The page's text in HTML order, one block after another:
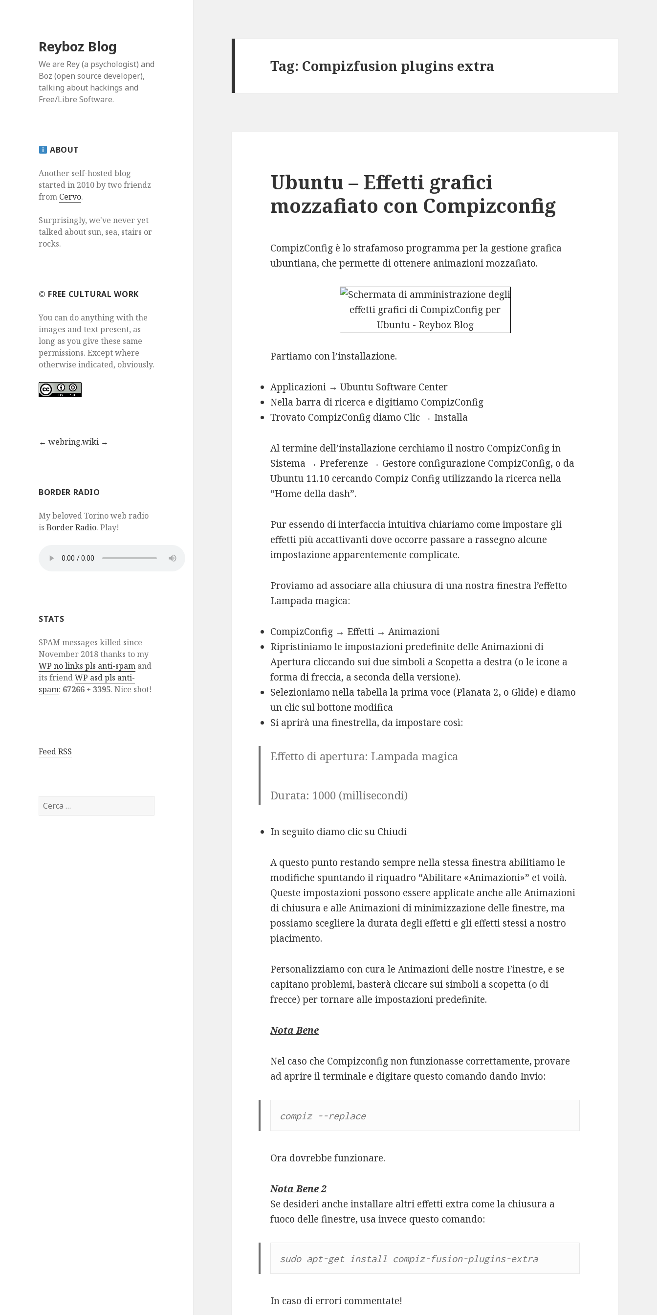
Reyboz Blog
We are Rey (a psychologist) and
Boz (open source developer),
talking about hackings and
Free/Libre Software.
ABOUT
Another self-hosted blog
started in 2010 by two friendz
from Cervo.
Surprisingly, we've never yet
talked about sun, sea, stairs or
rocks.
©️ FREE CULTURAL WORK
You can do anything with the
images and text present, as
long as you give these same
permissions. Except where
otherwise indicated, obviously.
← webring.wiki →
BORDER RADIO
My beloved Torino web radio
isBorder Radio. Play!
STATS
SPAM messages killed since
November 2018 thanks to my
WP no links pls anti-spam and
its friendWP asd pls anti-
spam: 67266 + 3395. Nice shot!
Feed RSS
Ricerca
per:
Tag: Compizfusion plugins extra
Ubuntu – Effetti grafici
mozzafiato con Compizconfig
CompizConfig è lo strafamoso programma per la gestione grafica
ubuntiana, che permette di ottenere animazioni mozzafiato.
Partiamo con l’installazione.
Applicazioni → Ubuntu Software Center
Nella barra di ricerca e digitiamo CompizConfig
Trovato CompizConfig diamo Clic → Installa
Al termine dell’installazione cerchiamo il nostro CompizConfig in
Sistema → Preferenze → Gestore configurazione CompizConfig, o da
Ubuntu 11.10 cercando Compiz Config utilizzando la ricerca nella
“Home della dash”.
Pur essendo di interfaccia intuitiva chiariamo come impostare gli
effetti più accattivanti dove occorre passare a rassegno alcune
impostazione apparentemente complicate.
Proviamo ad associare alla chiusura di una nostra finestra l’effetto
Lampada magica:
CompizConfig → Effetti → Animazioni
Ripristiniamo le impostazioni predefinite delle Animazioni di
Apertura cliccando sui due simboli a Scopetta a destra (o le icone a
forma di freccia, a seconda della versione).
Selezioniamo nella tabella la prima voce (Planata 2, o Glide) e diamo
un clic sul bottone modifica
Si aprirà una finestrella, da impostare così:
Effetto di apertura: Lampada magica
Durata: 1000 (millisecondi)
In seguito diamo clic su Chiudi
A questo punto restando sempre nella stessa finestra abilitiamo le
modifiche spuntando il riquadro “Abilitare «Animazioni»” et voilà.
Queste impostazioni possono essere applicate anche alle Animazioni
di chiusura e alle Animazioni di minimizzazione delle finestre, ma
possiamo scegliere la durata degli effetti e gli effetti stessi a nostro
piacimento.
Personalizziamo con cura le Animazioni delle nostre Finestre, e se
capitano problemi, basterà cliccare sui simboli a scopetta (o di
frecce) per tornare alle impostazioni predefinite.
Nota Bene
Nel caso che Compizconfig non funzionasse correttamente, provare
ad aprire il terminale e digitare questo comando dando Invio:
compiz --replace
Ora dovrebbe funzionare.
Nota Bene 2
Se desideri anche installare altri effetti extra come la chiusura a
fuoco delle finestre, usa invece questo comando:
sudo apt-get install compiz-fusion-plugins-extra
In caso di errori commentate!